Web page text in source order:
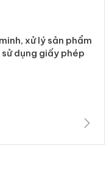
xử lý sản phẩm
dụng giấy phép